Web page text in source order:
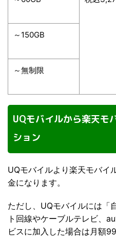
～150GB
～無制限
UQモバイルから楽天モ
ション
UQモバイルより楽天モバイ
金になります。
ただし、UQモバイルには「
ト回線やケーブルテレビ、
ビスに加入した場合は月額